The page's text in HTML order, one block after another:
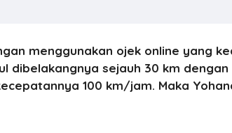
menggunakan ojek online yang
dibelakangnya sejauh 30 km
100 km/jam. Maka